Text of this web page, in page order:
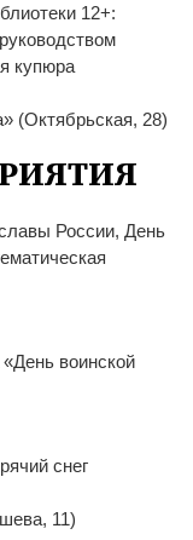
12+:
купюра
» (Октябрьская, 28)
России, День
«День воинской
снег
11)